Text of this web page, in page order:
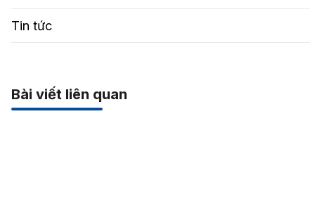
Tin tức
Bài viết liên quan